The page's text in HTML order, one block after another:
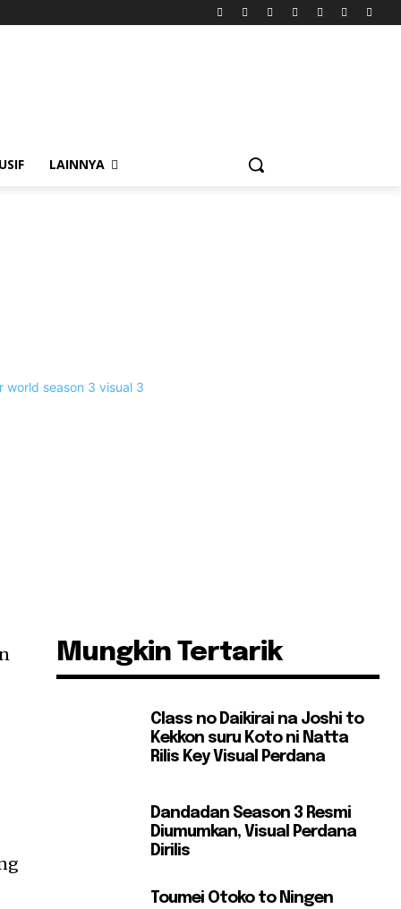
LAINNYA
Mungkin Tertarik
Class no Daikirai na Joshi to
Kekkon suru Koto ni Natta
Rilis Key Visual Perdana
Dandadan Season 3 Resmi
Diumumkan, Visual Perdana
Dirilis
Toumei Otoko to Ningen